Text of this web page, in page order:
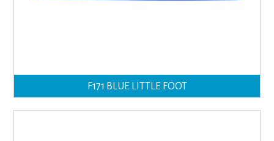
F171 BLUE LITTLE FOOT